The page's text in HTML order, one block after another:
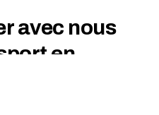
avec nous
en